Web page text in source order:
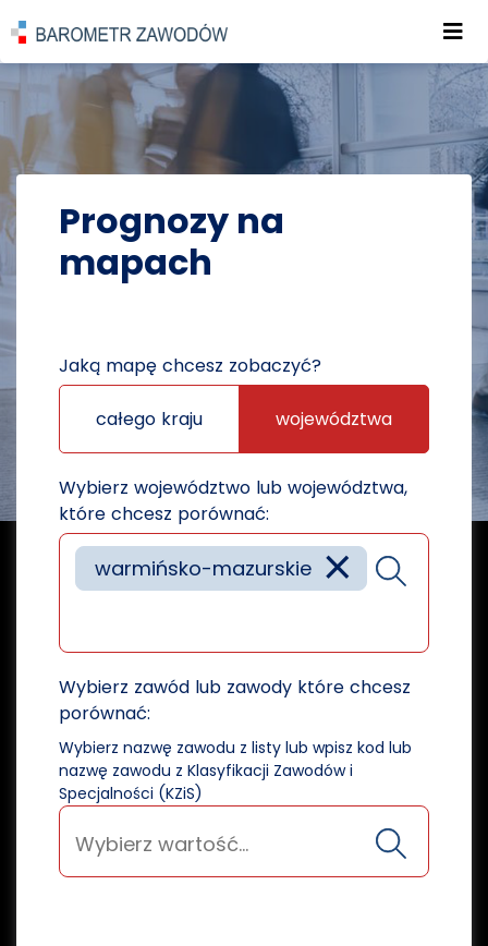
POWRÓT DO STRONY GŁÓWNEJ
PROGNOZY PROGNOZY NA MAPACH
Prognozy na
mapach
Jaką mapę chcesz zobaczyć?
całego kraju województwa
Wybierz województwo lub województwa,
które chcesz porównać:
×
warmińsko-mazurskie
Wybierz zawód lub zawody które chcesz
porównać:
Wybierz nazwę zawodu z listy lub wpisz kod lub
nazwę zawodu z Klasyfikacji Zawodów i
Specjalności (KZiS)